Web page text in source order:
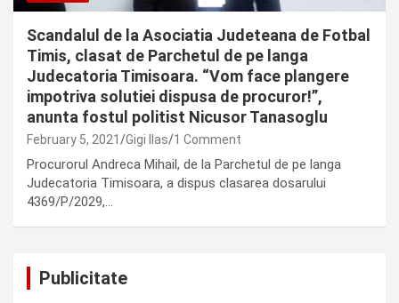
Scandalul de la Asociatia Judeteana de Fotbal
Timis, clasat de Parchetul de pe langa
Judecatoria Timisoara. “Vom face plangere
impotriva solutiei dispusa de procuror!”,
anunta fostul politist Nicusor Tanasoglu
February 5, 2021 Gigi Ilas 1 Comment
Procurorul Andreca Mihail, de la Parchetul de pe langa
Judecatoria Timisoara, a dispus clasarea dosarului
4369/P/2029,…
Publicitate